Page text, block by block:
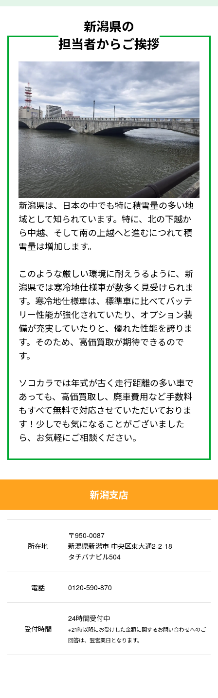
新潟県の
担当者からご挨拶
新潟県は、日本の中でも特に積雪量の多い地
域として知られています。特に、北の下越か
ら中越、そして南の上越へと進むにつれて積
雪量は増加します。
このような厳しい環境に耐えうるように、新
潟県では寒冷地仕様車が数多く見受けられま
す。寒冷地仕様車は、標準車に比べてバッテ
リー性能が強化されていたり、オプション装
備が充実していたりと、優れた性能を誇りま
す。そのため、高価買取が期待できるので
す。
ソコカラでは年式が古く走行距離の多い車で
あっても、高価買取し、廃車費用など手数料
もすべて無料で対応させていただいておりま
す！少しでも気になることがございました
ら、お気軽にご相談ください。
新潟支店
所在地
〒950-0087
新潟県新潟市 中央区東大通2-2-18
タチバナビル504
電話 0120-590-870
受付時間
24時間受付中
※21時以降にお受けした金額に関するお問い合わせへのご
回答は、翌営業日となります。